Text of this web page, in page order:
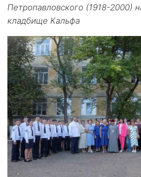
Петропавловского (1918-2000)
кладбище Кальфа